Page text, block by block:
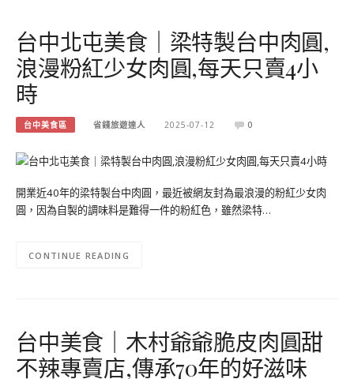
台中北屯美食｜梁特製台中肉圓,
浪漫粉紅少女肉圓,每天只賣4小
時
台中美食區 省錢旅遊達人 2025-07-12 0
開業近40年的梁特製台中肉圓，最近被網友封為最浪漫的粉紅少女肉
圓，因為自製的調味料是難得一件的粉紅色，雖然梁特…
CONTINUE READING
台中美食｜木村爺爺脆皮肉圓甜
不辣專賣店,傳承70年的好滋味